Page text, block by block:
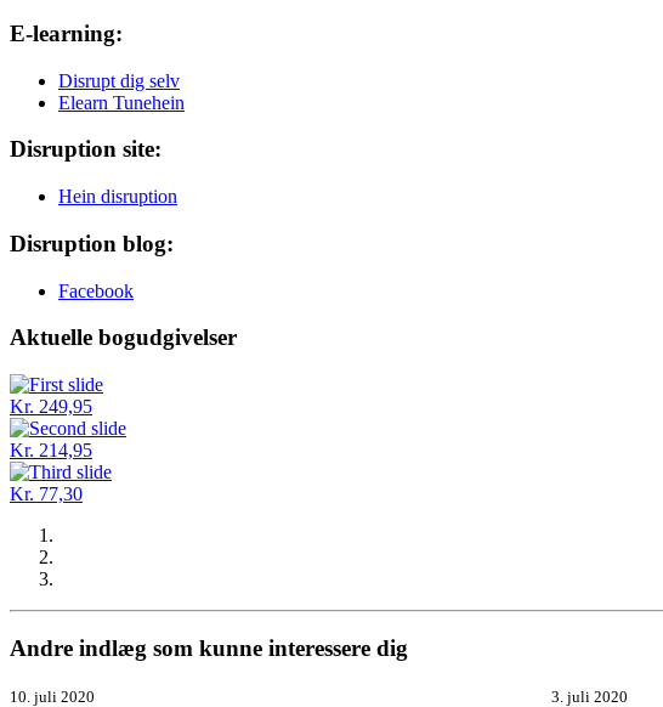
E-learning:
Disrupt dig selv
Elearn Tunehein
Disruption site:
Hein disruption
Disruption blog:
Facebook
Aktuelle bogudgivelser
Kr. 249,95
Kr. 214,95
Kr. 77,30
Andre indlæg som kunne interessere dig
10. juli 2020 3. juli 2020